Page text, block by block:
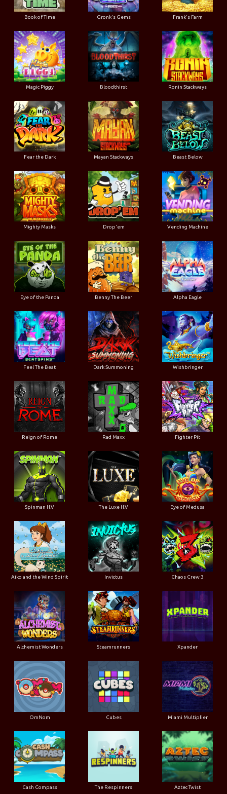
Book of Time Gronk's Gems Frank's Farm
Magic Piggy Bloodthirst Ronin Stackways
Fear the Dark Mayan Stackways Beast Below
Mighty Masks Drop'em Vending Machine
Eye of the Panda Benny The Beer Alpha Eagle
Feel The Beat Dark Summoning Wishbringer
Reign of Rome Rad Maxx Fighter Pit
Spinman H.V The Luxe H.V Eye of Medusa
Aiko and the Wind Spirit Invictus Chaos Crew 3
Alchemist Wonders Steamrunners Xpander
OmNom Cubes Miami Multiplier
Cash Compass The Respinners Aztec Twist